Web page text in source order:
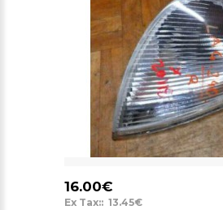
16.00€
Ex Tax:: 13.45€